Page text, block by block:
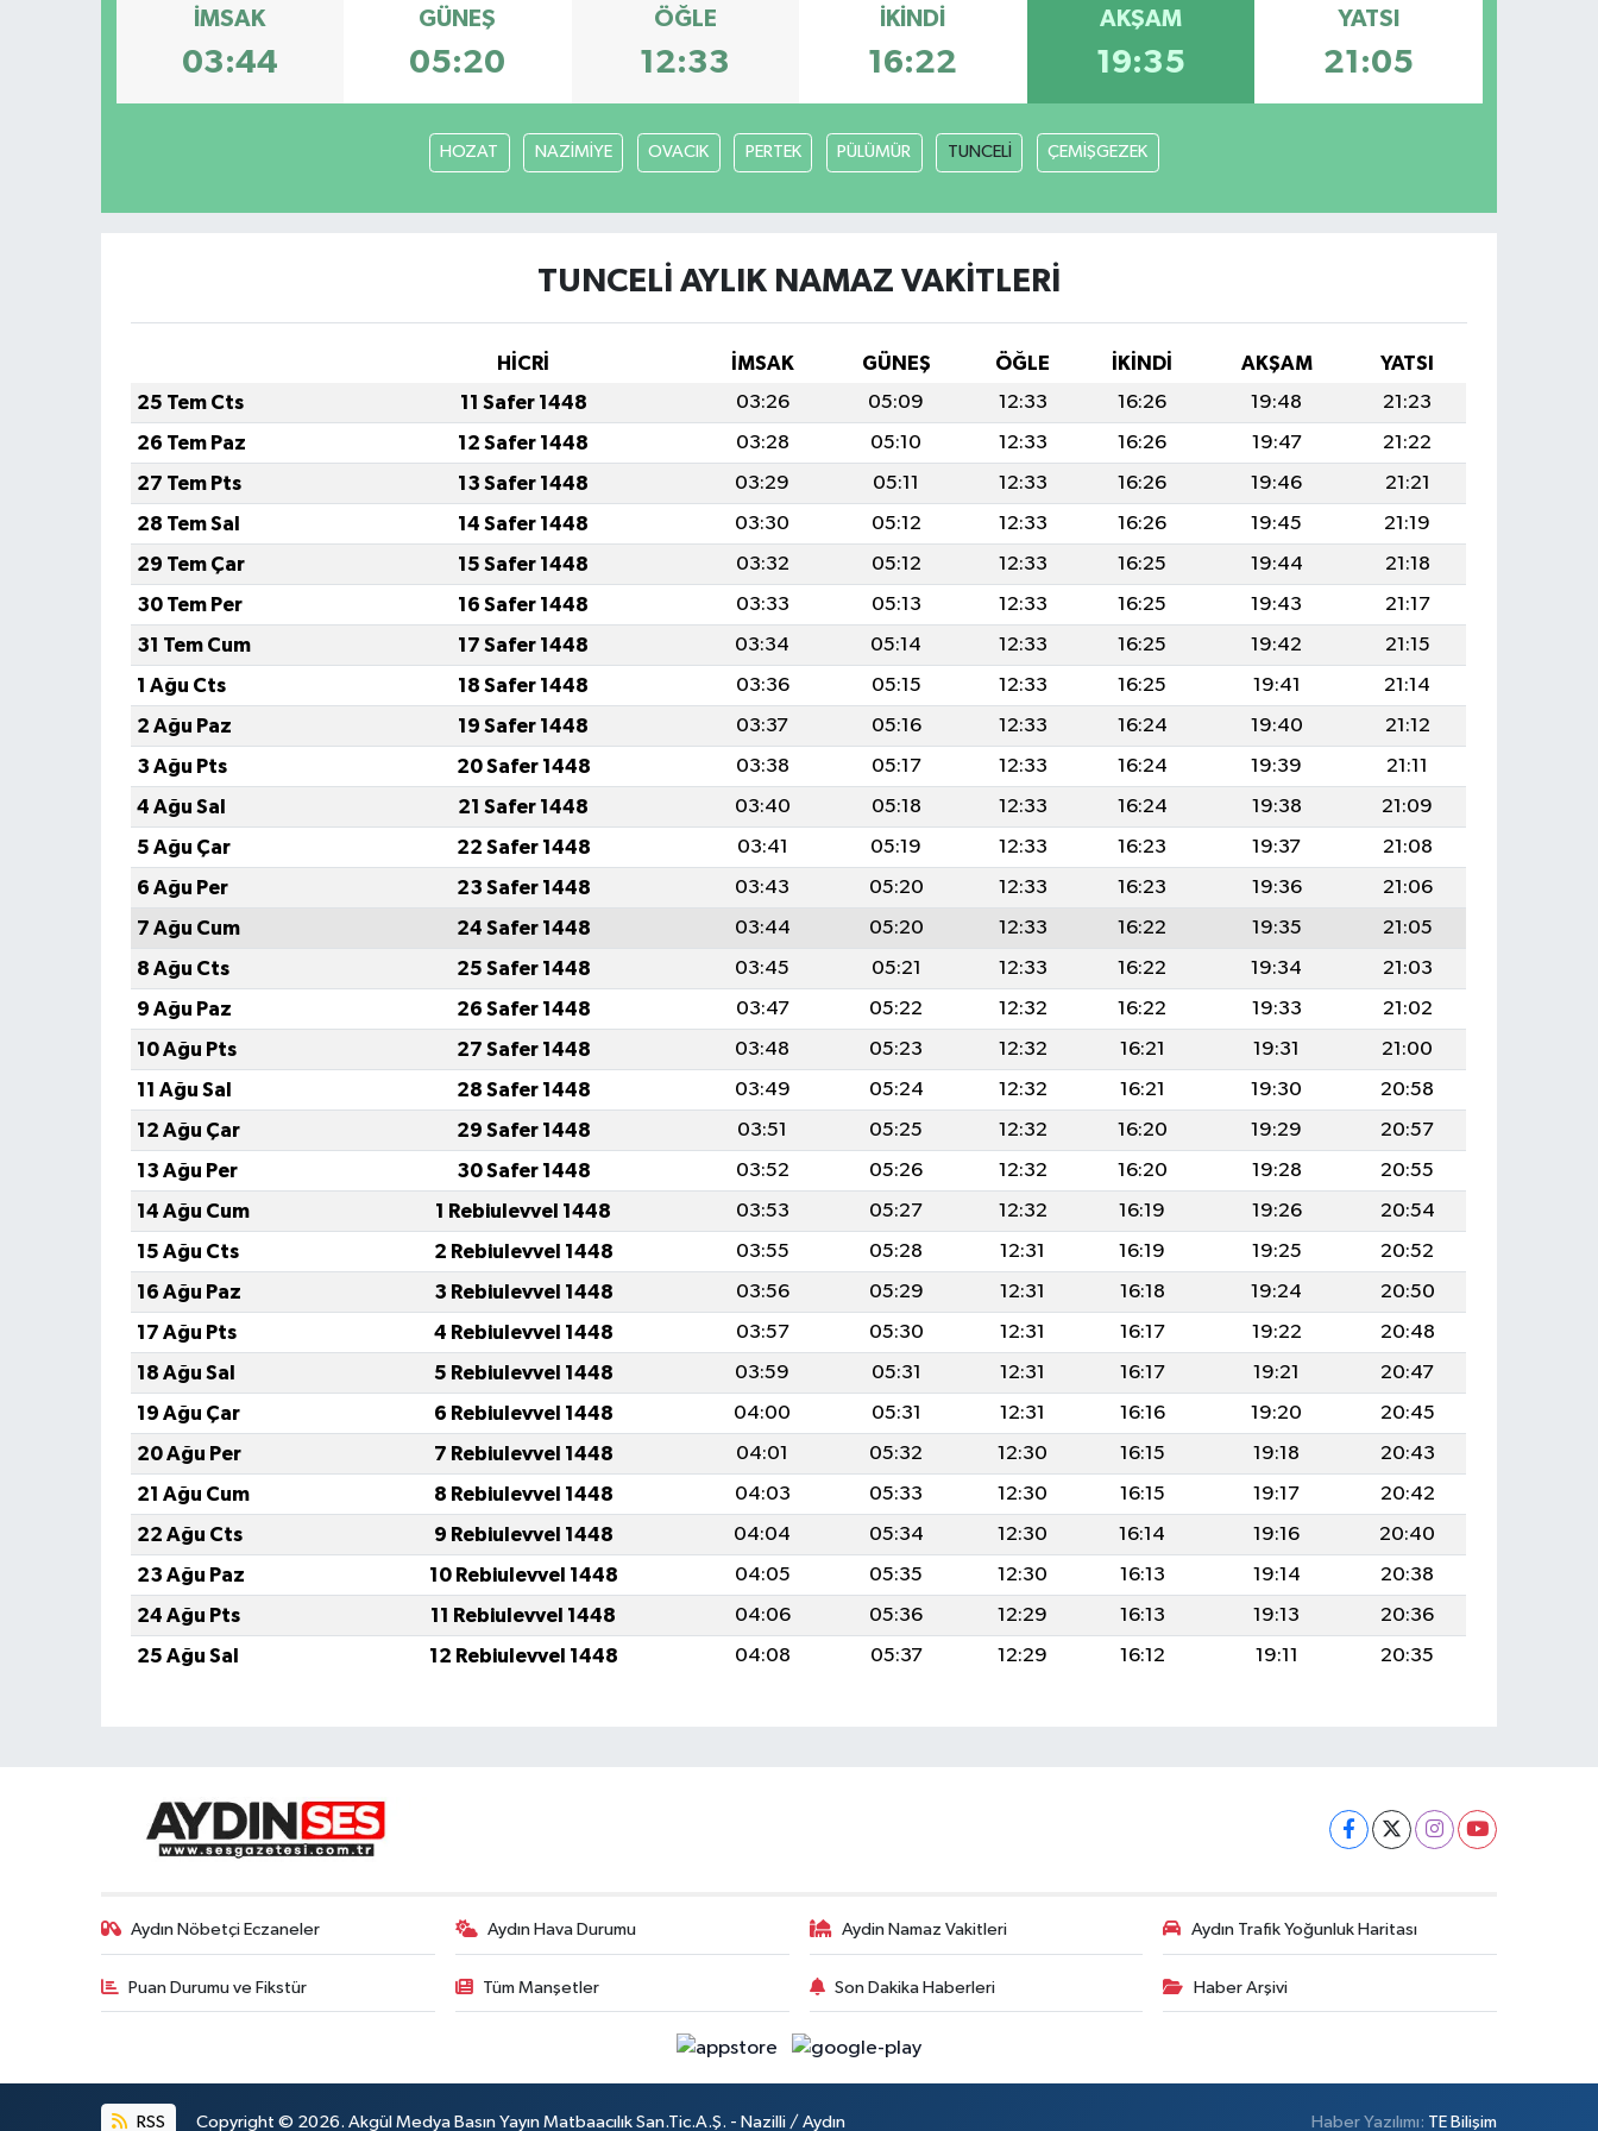
İMSAK
03:44
GÜNEŞ
05:20
ÖĞLE
12:33
İKINDI
16:22
AKŞAM
19:35
YATSI
21:05
HOZAT NAZİMİYE OVACIK PERTEK PÜLÜMÜR TUNCELİ ÇEMİŞGEZEK
TUNCELİ AYLIK NAMAZ VAKITLERI
HİCRİ İMSAK GÜNEŞ ÖĞLE İKINDI AKŞAM
YATSI
25 Tem Cts
11 Safer 1448 03:26 05:09 12:33 16:26 19:48
21:23
26 Tem Paz
12 Safer 1448 03:28 05:10 12:33 16:26 19:47
21:22
27 Tem Pts
13 Safer 1448 03:29 05:11 12:33 16:26 19:46
21:21
28 Tem Sal
14 Safer 1448 03:30 05:12 12:33 16:26 19:45
21:19
29 Tem Çar
15 Safer 1448 03:32 05:12 12:33 16:25 19:44
21:18
30 Tem Per
16 Safer 1448 03:33 05:13 12:33 16:25 19:43
21:17
31 Tem Cum
17 Safer 1448 03:34 05:14 12:33 16:25 19:42
21:15
1 Ağu Cts
18 Safer 1448 03:36 05:15 12:33 16:25 19:41
21:14
2 Ağu Paz
19 Safer 1448 03:37 05:16 12:33 16:24 19:40
21:12
3 Ağu Pts
20 Safer 1448 03:38 05:17 12:33 16:24 19:39
21:11
4 Ağu Sal
21 Safer 1448 03:40 05:18 12:33 16:24 19:38
21:09
5 Ağu Çar
22 Safer 1448 03:41 05:19 12:33 16:23 19:37
21:08
6 Ağu Per
23 Safer 1448 03:43 05:20 12:33 16:23 19:36
21:06
7 Ağu Cum
24 Safer 1448 03:44 05:20 12:33 16:22 19:35
21:05
8 Ağu Cts
25 Safer 1448 03:45 05:21 12:33 16:22 19:34
21:03
9 Ağu Paz
26 Safer 1448 03:47 05:22 12:32 16:22 19:33
21:02
10 Ağu Pts
27 Safer 1448 03:48 05:23 12:32 16:21 19:31
21:00
11 Ağu Sal
28 Safer 1448 03:49 05:24 12:32 16:21 19:30
20:58
12 Ağu Çar
29 Safer 1448 03:51 05:25 12:32 16:20 19:29
20:57
13 Ağu Per
30 Safer 1448 03:52 05:26 12:32 16:20 19:28
20:55
14 Ağu Cum
1 Rebiulevvel 1448 03:53 05:27 12:32 16:19 19:26
20:54
15 Ağu Cts
2 Rebiulevvel 1448 03:55 05:28 12:31 16:19 19:25
20:52
16 Ağu Paz
3 Rebiulevvel 1448 03:56 05:29 12:31 16:18 19:24
20:50
17 Ağu Pts
4 Rebiulevvel 1448 03:57 05:30 12:31 16:17 19:22
20:48
18 Ağu Sal
5 Rebiulevvel 1448 03:59 05:31 12:31 16:17 19:21
20:47
19 Ağu Çar
6 Rebiulevvel 1448 04:00 05:31 12:31 16:16 19:20
20:45
20 Ağu Per
7 Rebiulevvel 1448 04:01 05:32 12:30 16:15 19:18
20:43
21 Ağu Cum
8 Rebiulevvel 1448 04:03 05:33 12:30 16:15 19:17
20:42
22 Ağu Cts
9 Rebiulevvel 1448 04:04 05:34 12:30 16:14 19:16
20:40
23 Ağu Paz
10 Rebiulevvel 1448 04:05 05:35 12:30 16:13 19:14
20:38
24 Ağu Pts
11 Rebiulevvel 1448 04:06 05:36 12:29 16:13 19:13
20:36
25 Ağu Sal
12 Rebiulevvel 1448 04:08 05:37 12:29 16:12 19:11 20:35
Aydın Nöbetçi Eczaneler Aydın Hava Durumu Aydin Namaz Vakitleri Aydın Trafik Yoğunluk Haritası
Puan Durumu ve Fikstür Tüm Manşetler Son Dakika Haberleri Haber Arşivi
RSS Copyright © 2026. Akgül Medya Basın Yayın Matbaacılık San.Tic.A.Ş. - Nazilli / Aydın Haber Yazılımı: TE Bilişim